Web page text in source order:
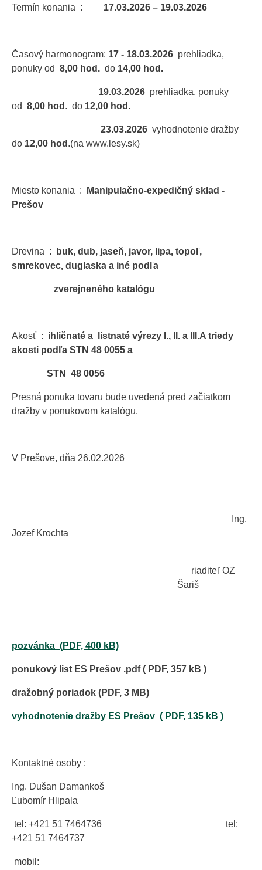
Termín konania : 17.03.2026 – 19.03.2026
Časový harmonogram: 17 - 18.03.2026 prehliadka,
ponuky od 8,00 hod. do 14,00 hod.
19.03.2026 prehliadka, ponuky
od 8,00 hod . do 12,00 hod.
23.03.2026 vyhodnotenie dražby
do 12,00 hod .(na www.lesy.sk)
Miesto konania :
Manipulačno-expedičný sklad -
Prešov
Drevina :
buk, dub, jaseň, javor, lipa, topoľ,
smrekovec, duglaska a iné podľa
zverejneného katalógu
Akosť : ihličnaté a listnaté výrezy I., II. a III.A triedy
akosti podľa STN 48 0055 a
STN 48 0056
Presná ponuka tovaru bude uvedená pred začiatkom
dražby v ponukovom katalógu.
V Prešove, dňa 26.02.2026
Ing.
Jozef Krochta
riaditeľ OZ
Šariš
pozvánka (PDF, 400 kB)
ponukový list ES Prešov .pdf ( PDF, 357 kB )
dražobný poriadok (PDF, 3 MB)
vyhodnotenie dražby ES Prešov ( PDF, 135 kB )
Kontaktné osoby :
Ing. Dušan Damankoš
Ľubomír Hlipala
tel: +421 51 7464736 tel:
+421 51 7464737
mobil: